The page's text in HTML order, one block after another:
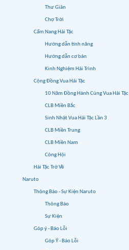
Thư Giãn
Chợ Trời
Cẩm Nang Hải Tặc
Hướng dẫn tính năng
Hướng dẫn cơ bản
Kinh Nghiệm Hải Trình
Cộng Đồng Vua Hải Tặc
10 Năm Đồng Hành Cùng Vua Hải Tặc
CLB Miền Bắc
Sinh Nhật Vua Hải Tặc Lần 3
CLB Miền Trung
CLB Miền Nam
Công Hội
Hải Tặc Trở Về
Naruto
Thông Báo - Sự Kiện Naruto
Thông Báo
Sự Kiện
Góp ý - Báo Lỗi
Góp Ý - Báo Lỗi